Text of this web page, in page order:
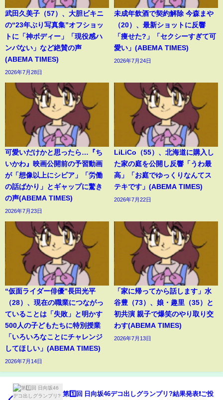
武田久美子（57）、大胆ビキニ
の“23年ぶり写真集”オフショッ
トに「神ボディー」「現役感ハ
ンパない」など絶賛の声
(ABEMA TIMES)
2026年7月28日
未成年飲酒で契約解除 今森まや
（20）、最新ショットに反響
「痩せた?」「セクシーすぎて可
愛い」(ABEMA TIMES)
2026年7月24日
可愛いだけかと思ったら…『ち
いかわ』映画公開前の予習動画
が「想像以上にシビア」「労働
の話ばかり」とギャップに驚き
の声(ABEMA TIMES)
2026年7月23日
LiLiCo（55）、北海道に購入し
た家の庭を公開し反響「うわ最
高」「お庭でゆっくりなんてス
テキです」(ABEMA TIMES)
2026年7月22日
“仮面ライダー俳優”長田光平
（28）、現在の職業につながっ
ていることは「失敗」と明かす
500人の子どもたちに特別授業
「いろいろなことにチャレンジ
してほしい」(ABEMA TIMES)
2026年7月14日
「家に帰ってから話します」水
谷豊（73）、娘・趣里（35）と
初共演 親子で爆笑のやり取り交
わす(ABEMA TIMES)
2026年7月13日
第1️⃣回 日向坂46デコ出しグランプリ?結果発表❗️ご投